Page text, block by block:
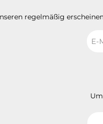
regelmäßig
Mail-